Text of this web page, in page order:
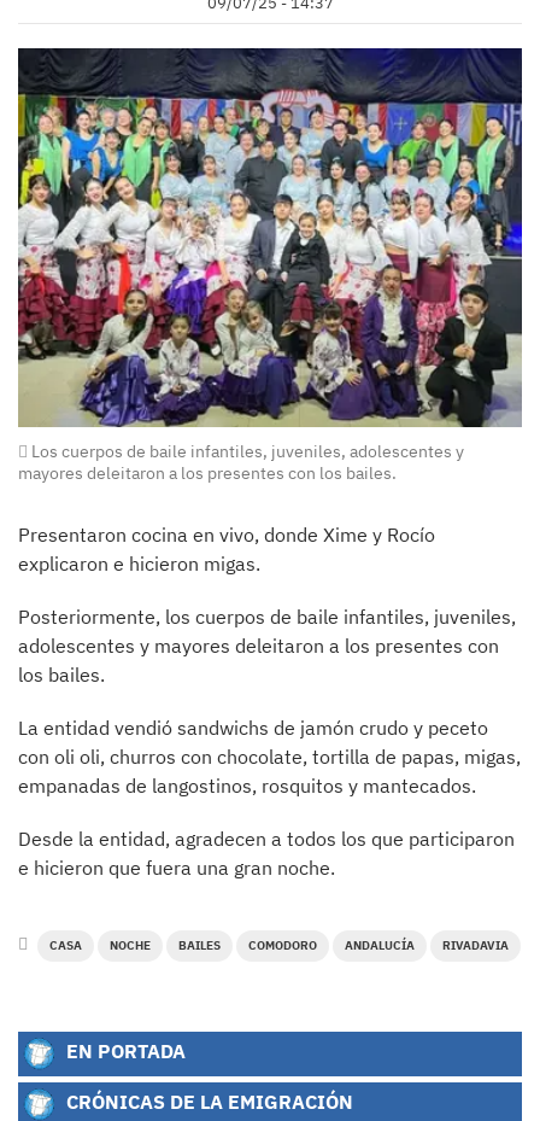
Los cuerpos de baile infantiles, juveniles, adolescentes y
mayores deleitaron a los presentes con los bailes.
Presentaron cocina en vivo, donde Xime y Rocío
explicaron e hicieron migas.
Posteriormente, los cuerpos de baile infantiles, juveniles,
adolescentes y mayores deleitaron a los presentes con
los bailes.
La entidad vendió sandwichs de jamón crudo y peceto
con oli oli, churros con chocolate, tortilla de papas, migas,
empanadas de langostinos, rosquitos y mantecados.
Desde la entidad, agradecen a todos los que participaron
e hicieron que fuera una gran noche.
CASA NOCHE BAILES COMODORO ANDALUCÍA RIVADAVIA
EN PORTADA
CRÓNICAS DE LA EMIGRACIÓN